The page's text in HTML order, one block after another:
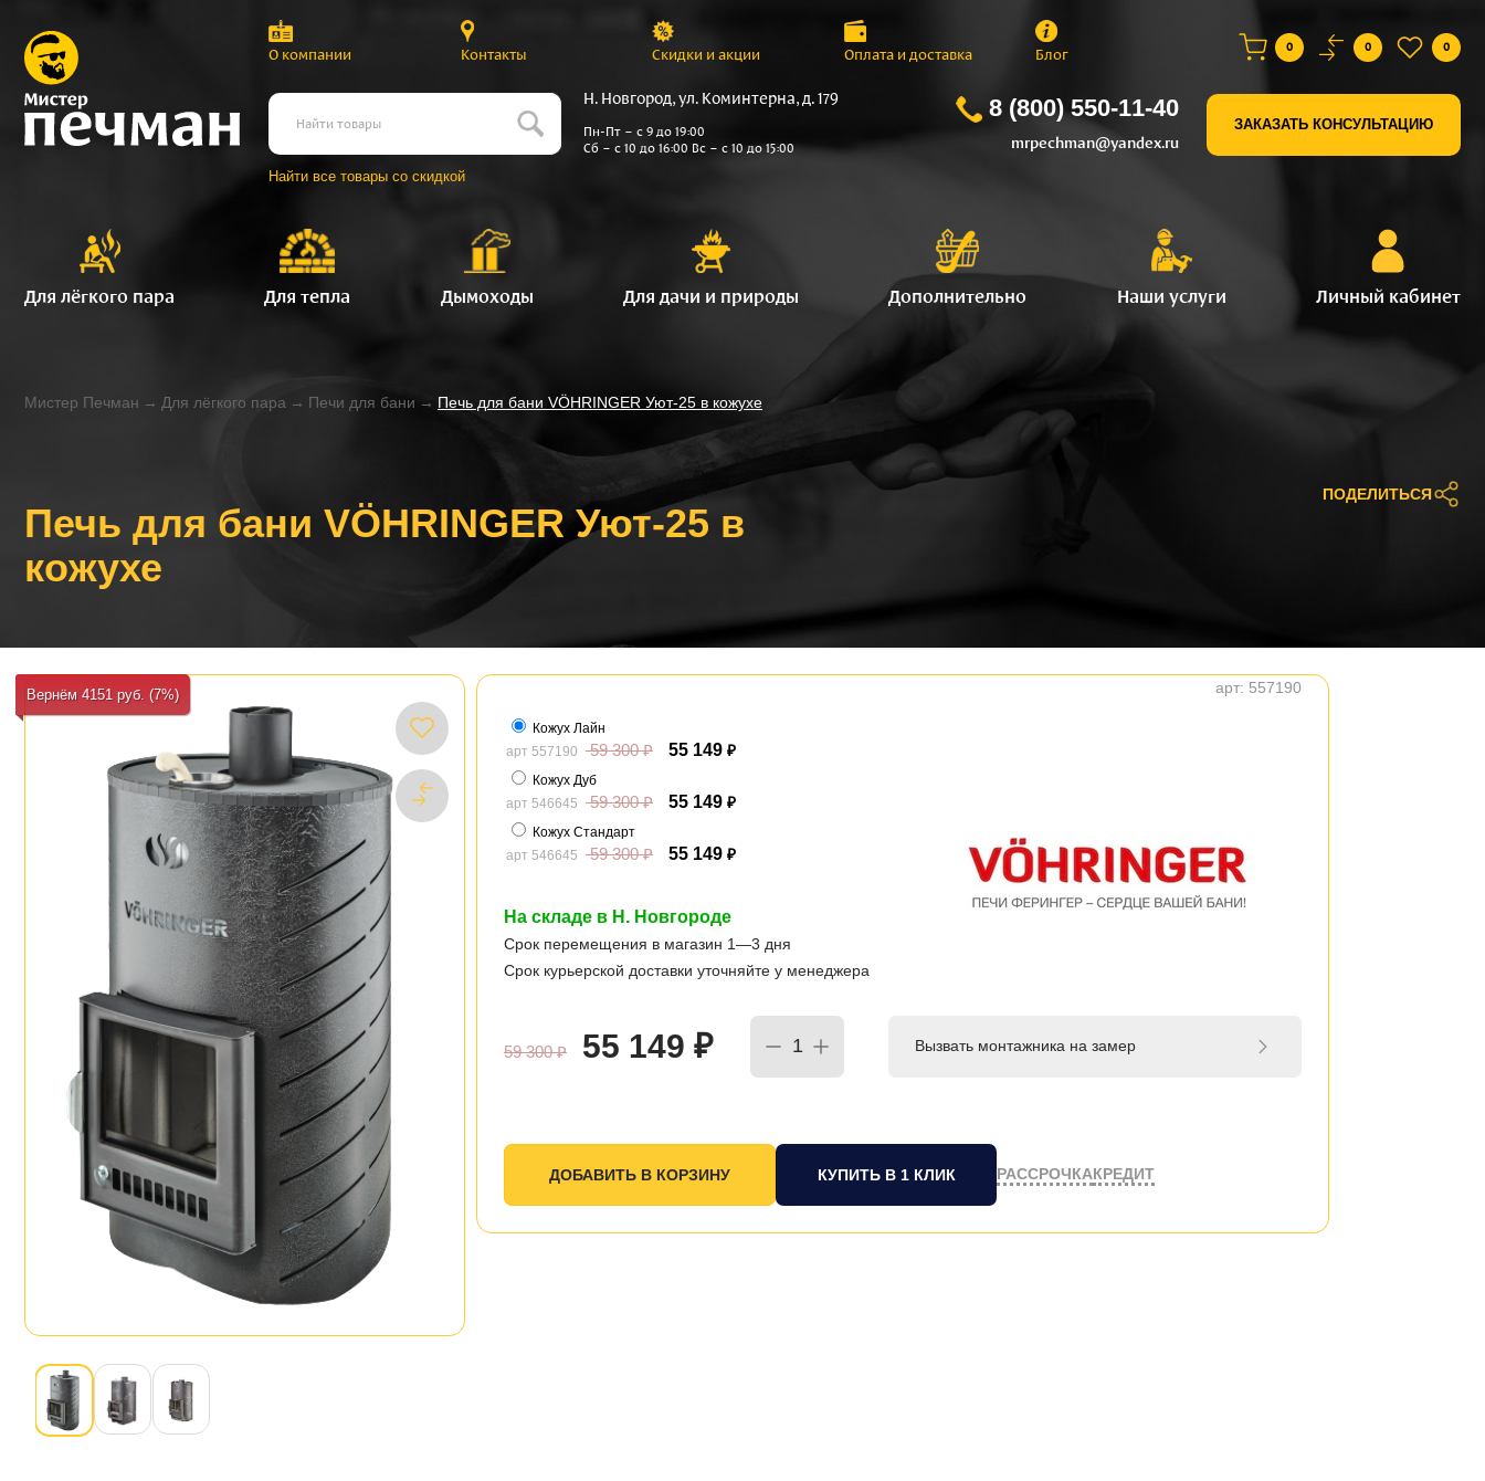
О компании Контакты Скидки и акции Оплата и доставка Блог 0 0 0
Найти все товары со скидкой
Н. Новгород, ул. Коминтерна, д. 179
Пн-Пт – с 9 до 19:00
Сб – с 10 до 16:00 Вс – с 10 до 15:00
8 (800) 550-11-40
mrpechman@yandex.ru
ЗАКАЗАТЬ КОНСУЛЬТАЦИЮ
Для лёгкого пара Для тепла Дымоходы Для дачи и природы Дополнительно Наши услуги Личный кабинет
Мистер Печман → Для лёгкого пара → Печи для бани → Печь для бани VÖHRINGER Уют-25 в кожухе
Печь для бани VÖHRINGER Уют-25 в
кожухе
ПОДЕЛИТЬСЯ
Вернём 4151 руб. (7%) арт: 557190
Кожух Лайн
арт 557190 59 300₽ 55 149 ₽
Кожух Дуб
арт 546645 59 300₽ 55 149 ₽
Кожух Стандарт
арт 546645 59 300₽ 55 149 ₽
На складе в Н. Новгороде
Срок перемещения в магазин 1—3 дня
Срок курьерской доставки уточняйте у менеджера
59 300₽ 55 149 ₽ Вызвать монтажника на замер
КУПИТЬ В 1 КЛИК РАССРОЧКАКРЕДИТ